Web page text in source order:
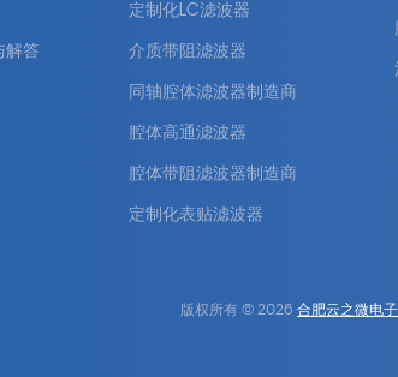
解答
定制化LC滤波器
介质带阻滤波器
同轴腔体滤波器制造商
腔体高通滤波器
腔体带阻滤波器制造商
定制化表贴滤波器
版权所有 © 2026 合肥云之微电